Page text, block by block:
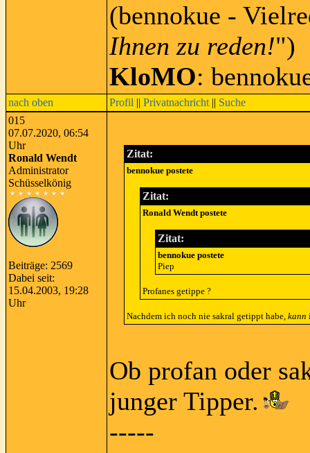
(bennokue -
Ihnen zu reden!")
KloMO:
nach oben Profil || Privatnachricht || Suche
015
07.07.2020, 06:54
Uhr
Ronald Wendt
Administrator
Schüsselkönig
Beiträge: 2569
Dabei seit:
15.04.2003, 19:28
Uhr
Zitat:
bennokue postete
Zitat:
Ronald Wendt postete
Zitat:
bennokue postete
Piep
Profanes getippe ?
Nachdem ich noch nie sakral getippt habe, kann
Ob profan oder
junger Tipper.
-----